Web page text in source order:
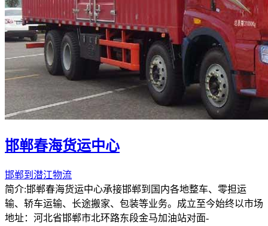
邯郸春海货运中心
邯郸到潜江物流
简介:邯郸春海货运中心承接邯郸到国内各地整车、零担运
输、轿车运输、长途搬家、包装等业务。成立至今始终以市场
地址：河北省邯郸市北环路东段金马加油站对面-